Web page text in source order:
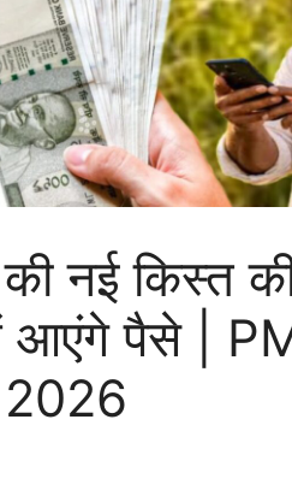
नई किस्त
आएंगे पैसे |